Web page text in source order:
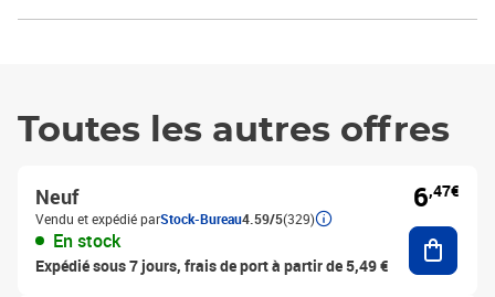
Toutes les autres offres
Neuf
Vendu et expédié parStock-Bureau4.59/5(329)
En stock
Expédié sous 7 jours, frais de port à partir de 5,49 €
6,47€